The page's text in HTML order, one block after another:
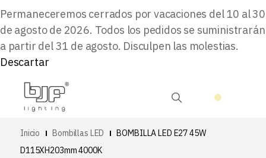
Permaneceremos cerrados por vacaciones del 10 al 30
de agosto de 2026. Todos los pedidos se suministrarán
a partir del 31 de agosto. Disculpen las molestias.
Descartar
Inicio Bombillas LED
BOMBILLA LED E27 45W
D115XH203mm 4000K